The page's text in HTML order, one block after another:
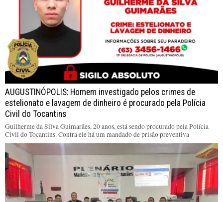
AUGUSTINÓPOLIS: Homem investigado pelos crimes de
estelionato e lavagem de dinheiro é procurado pela Polícia
Civil do Tocantins
Guilherme da Silva Guimarães, 20 anos, está sendo procurado pela Polícia
Civil do Tocantins. Contra ele há um mandado de prisão preventiva